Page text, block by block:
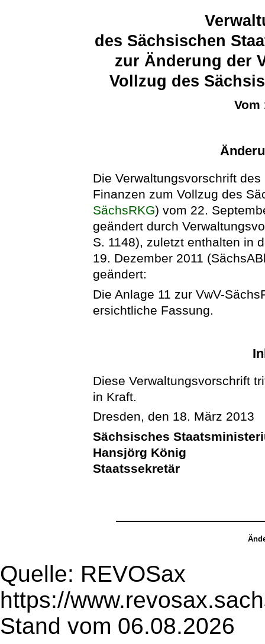
des Sächsischen
zur Änderung der
Vollzug des
Vom
Die Verwaltungsvorschrift
Finanzen zum Vollzug des
SächsRKG) vom 22.
geändert durch
S. 1148), zuletzt enthalten in
19. Dezember 2011
geändert:
Die Anlage 11 zur VwV-
ersichtliche Fassung.
Diese Verwaltungsvorschrift
in Kraft.
Dresden, den 18. März 2013
Sächsisches
Hansjörg König
Staatssekretär
Quelle: REVOSax
https://
Stand vom 06.08.2026